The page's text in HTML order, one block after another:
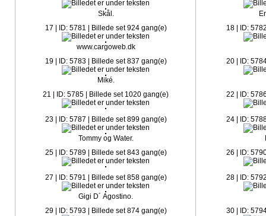
Skål.
17 | ID: 5781 | Billede set 924 gang(e)
www.cargoweb.dk
18 | ID:
19 | ID: 5783 | Billede set 837 gang(e)
Miké.
20 | ID:
21 | ID: 5785 | Billede set 1020 gang(e) 22 | ID:
23 | ID: 5787 | Billede set 899 gang(e)
Tommy og Water.
24 | ID:
25 | ID: 5789 | Billede set 843 gang(e)
26 | ID:
27 | ID: 5791 | Billede set 858 gang(e)
Gigi D´ Agostino.
28 | ID:
29 | ID: 5793 | Billede set 874 gang(e) 30 | ID: